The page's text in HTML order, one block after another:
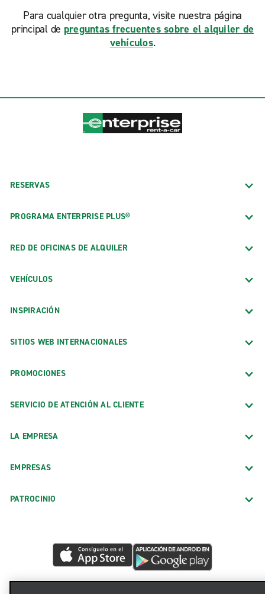
Para cualquier otra pregunta, visite nuestra página
principal de preguntas frecuentes sobre el alquiler de
vehículos.
RESERVAS
PROGRAMA ENTERPRISE PLUS®
RED DE OFICINAS DE ALQUILER
VEHÍCULOS
INSPIRACIÓN
SITIOS WEB INTERNACIONALES
PROMOCIONES
SERVICIO DE ATENCIÓN AL CLIENTE
LA EMPRESA
EMPRESAS
PATROCINIO